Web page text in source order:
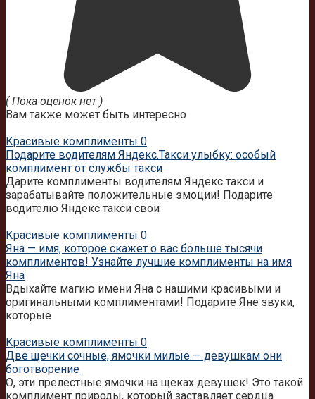
( Пока оценок нет )
Вам также может быть интересно
Красивые комплименты 0
Подарите водителям Яндекс.Такси улыбку: особый
комплимент от службы такси
Дарите комплименты водителям Яндекс такси и
зарабатывайте положительные эмоции! Подарите
водителю Яндекс такси свои
Красивые комплименты 0
Яна — имя, которое скажет о вас больше тысячи
комплиментов! Узнайте лучшие комплименты на имя
Яна
Вдыхайте магию имени Яна с нашими красивыми и
оригинальными комплиментами! Подарите Яне звуки,
которые
Красивые комплименты 0
Две щечки сочные, ямочки милые — девушкам они
боготворение
О, эти прелестные ямочки на щеках девушек! Это такой
комплимент природы, который заставляет сердца